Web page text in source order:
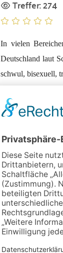
Treffer: 274
In vielen
Deutschland laut
schwul, bisexuell,
Doch was
diesem
Als
Austausch.
Selbstverständlich
Auch Fachkräfte